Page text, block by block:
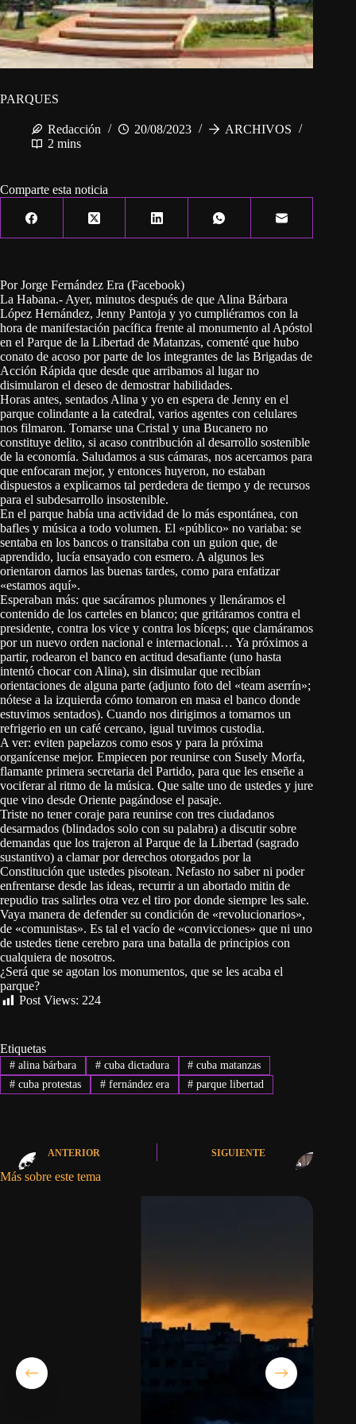
PARQUES
Redacción 20/08/2023
ARCHIVOS
2 mins
Comparte esta noticia
Por Jorge Fernández Era (Facebook)
La Habana.- Ayer, minutos después de que Alina Bárbara
López Hernández, Jenny Pantoja y yo cumpliéramos con la
hora de manifestación pacífica frente al monumento al Apóstol
en el Parque de la Libertad de Matanzas, comenté que hubo
conato de acoso por parte de los integrantes de las Brigadas de
Acción Rápida que desde que arribamos al lugar no
disimularon el deseo de demostrar habilidades.
Horas antes, sentados Alina y yo en espera de Jenny en el
parque colindante a la catedral, varios agentes con celulares
nos filmaron. Tomarse una Cristal y una Bucanero no
constituye delito, si acaso contribución al desarrollo sostenible
de la economía. Saludamos a sus cámaras, nos acercamos para
que enfocaran mejor, y entonces huyeron, no estaban
dispuestos a explicarnos tal perdedera de tiempo y de recursos
para el subdesarrollo insostenible.
En el parque había una actividad de lo más espontánea, con
bafles y música a todo volumen. El «público» no variaba: se
sentaba en los bancos o transitaba con un guion que, de
aprendido, lucía ensayado con esmero. A algunos les
orientaron darnos las buenas tardes, como para enfatizar
«estamos aquí».
Esperaban más: que sacáramos plumones y llenáramos el
contenido de los carteles en blanco; que gritáramos contra el
presidente, contra los vice y contra los bíceps; que clamáramos
por un nuevo orden nacional e internacional… Ya próximos a
partir, rodearon el banco en actitud desafiante (uno hasta
intentó chocar con Alina), sin disimular que recibían
orientaciones de alguna parte (adjunto foto del «team aserrín»;
nótese a la izquierda cómo tomaron en masa el banco donde
estuvimos sentados). Cuando nos dirigimos a tomarnos un
refrigerio en un café cercano, igual tuvimos custodia.
A ver: eviten papelazos como esos y para la próxima
organícense mejor. Empiecen por reunirse con Susely Morfa,
flamante primera secretaria del Partido, para que les enseñe a
vociferar al ritmo de la música. Que salte uno de ustedes y jure
que vino desde Oriente pagándose el pasaje.
Triste no tener coraje para reunirse con tres ciudadanos
desarmados (blindados solo con su palabra) a discutir sobre
demandas que los trajeron al Parque de la Libertad (sagrado
sustantivo) a clamar por derechos otorgados por la
Constitución que ustedes pisotean. Nefasto no saber ni poder
enfrentarse desde las ideas, recurrir a un abortado mitin de
repudio tras salirles otra vez el tiro por donde siempre les sale.
Vaya manera de defender su condición de «revolucionarios»,
de «comunistas». Es tal el vacío de «convicciones» que ni uno
de ustedes tiene cerebro para una batalla de principios con
cualquiera de nosotros.
¿Será que se agotan los monumentos, que se les acaba el
parque?
Post Views: 224
Etiquetas
#alina bárbara #cuba dictadura # cuba matanzas
#cuba protestas #fernández era # parque libertad
ANTERIOR SIGUIENTE
Más sobre este tema